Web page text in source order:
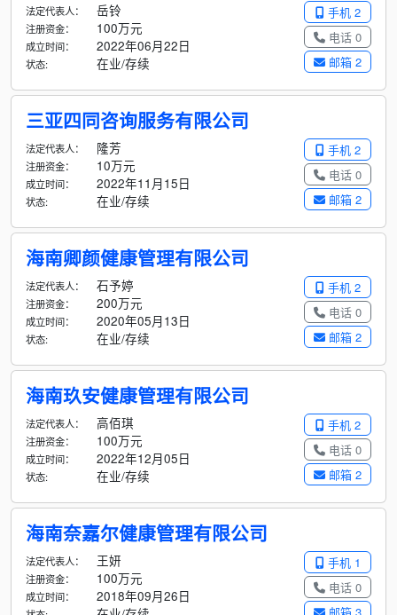
手机 2
电话 0
邮箱 2
法定代表人： 岳铃
注册资金： 100万元
成立时间： 2022年06月22日
状态: 在业/存续
三亚四同咨询服务有限公司
手机 2
电话 0
邮箱 2
法定代表人： 隆芳
注册资金： 10万元
成立时间： 2022年11月15日
状态: 在业/存续
海南卿颜健康管理有限公司
手机 2
电话 0
邮箱 2
法定代表人： 石予婷
注册资金： 200万元
成立时间： 2020年05月13日
状态: 在业/存续
海南玖安健康管理有限公司
手机 2
电话 0
邮箱 2
法定代表人： 高佰琪
注册资金： 100万元
成立时间： 2022年12月05日
状态: 在业/存续
海南奈嘉尔健康管理有限公司
手机 1
电话 0
法定代表人： 王妍
注册资金： 100万元
成立时间： 2018年09月26日